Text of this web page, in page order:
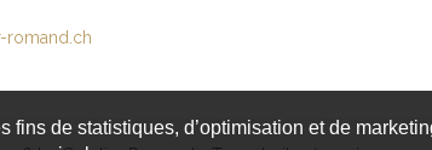
romand.ch
fins de statistiques, d’optimisation et de